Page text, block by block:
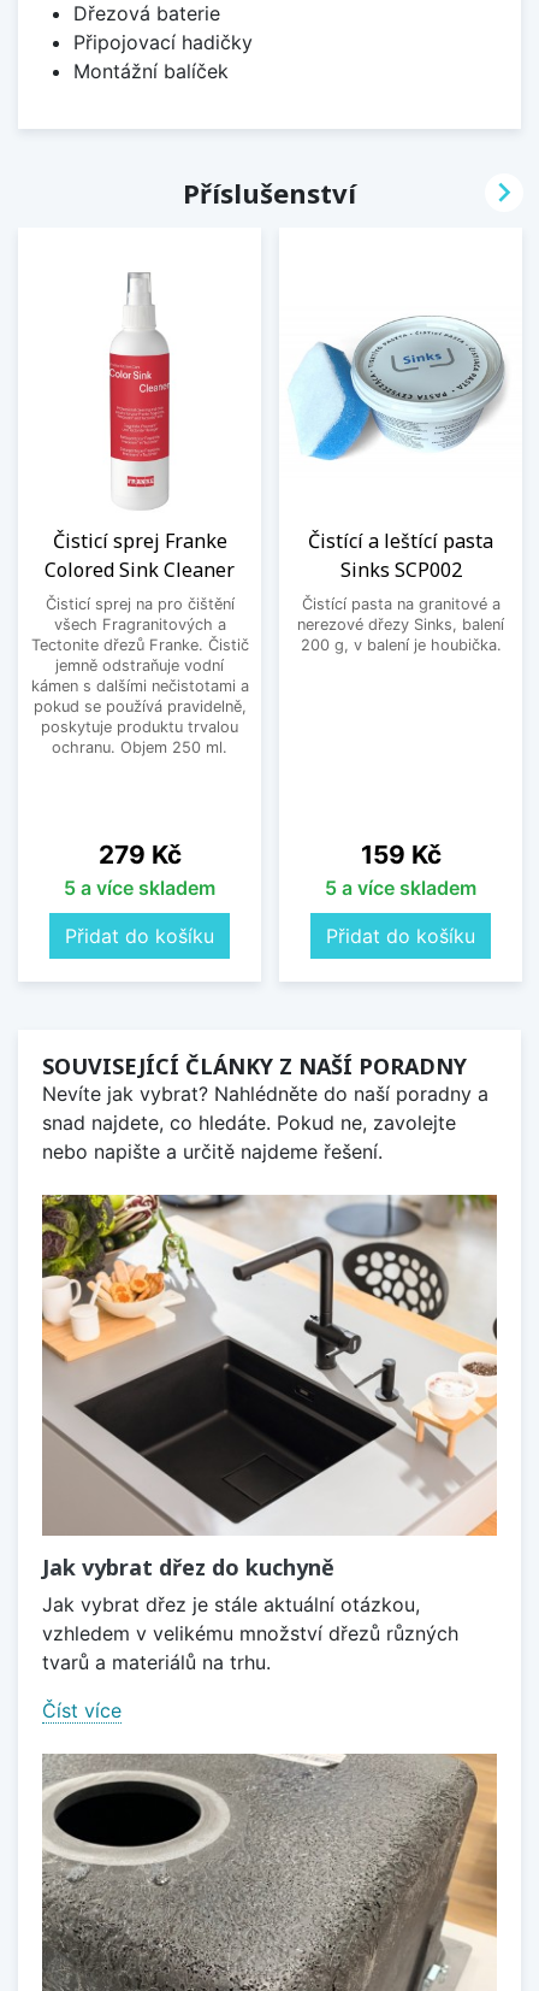
Dřezová baterie
Připojovací hadičky
Montážní balíček
Příslušenství
Čisticí sprej Franke
Colored Sink Cleaner
Čisticí sprej na pro čištění
všech Fragranitových a
Tectonite dřezů Franke. Čistič
jemně odstraňuje vodní
kámen s dalšími nečistotami a
pokud se používá pravidelně,
poskytuje produktu trvalou
ochranu. Objem 250 ml.
Cena
279 Kč
5 a více skladem
Přidat do košíku
Čistící a leštící pasta
Sinks SCP002
Čistící pasta na granitové a
nerezové dřezy Sinks, balení
200 g, v balení je houbička.
Cena
159 Kč
5 a více skladem
Přidat do košíku

SOUVISEJÍCÍ ČLÁNKY Z NAŠÍ PORADNY
Nevíte jak vybrat? Nahlédněte do naší poradny a
snad najdete, co hledáte. Pokud ne, zavolejte
nebo napište a určitě najdeme řešení.
Jak vybrat dřez do kuchyně
Jak vybrat dřez je stále aktuální otázkou,
vzhledem v velikému množství dřezů různých
tvarů a materiálů na trhu.
Číst více